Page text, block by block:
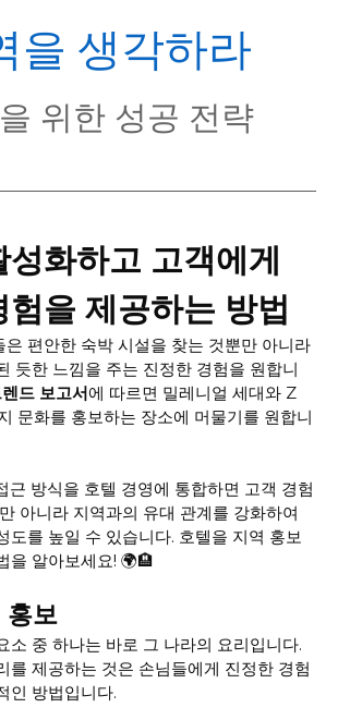
을 생각하라
위한 성공 전략
성화하고 고객에게
험을 제공하는 방법
은 편안한 숙박 시설을 찾는 것뿐만 아니라
듯한 느낌을 주는 진정한 경험을 원합니
드 보고서에 따르면 밀레니얼 세대와 Z
문화를 홍보하는 장소에 머물기를 원합니
근 방식을 호텔 경영에 통합하면 고객 경험
아니라 지역과의 유대 관계를 강화하여
도를 높일 수 있습니다. 호텔을 지역 홍보
을 알아보세요! 🌍🏨
홍보
소 중 하나는 바로 그 나라의 요리입니다.
를 제공하는 것은 손님들에게 진정한 경험
인 방법입니다.